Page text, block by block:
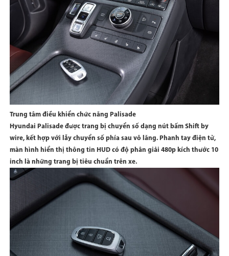
Trung tâm điều khiển chức năng Palisade
Hyundai Palisade được trang bị chuyển số dạng nút bấm Shift by
wire, kết hợp với lẫy chuyển số phía sau vô lăng. Phanh tay điện tử,
màn hình hiển thị thông tin HUD có độ phân giải 480p kích thước 10
inch là những trang bị tiêu chuẩn trên xe.